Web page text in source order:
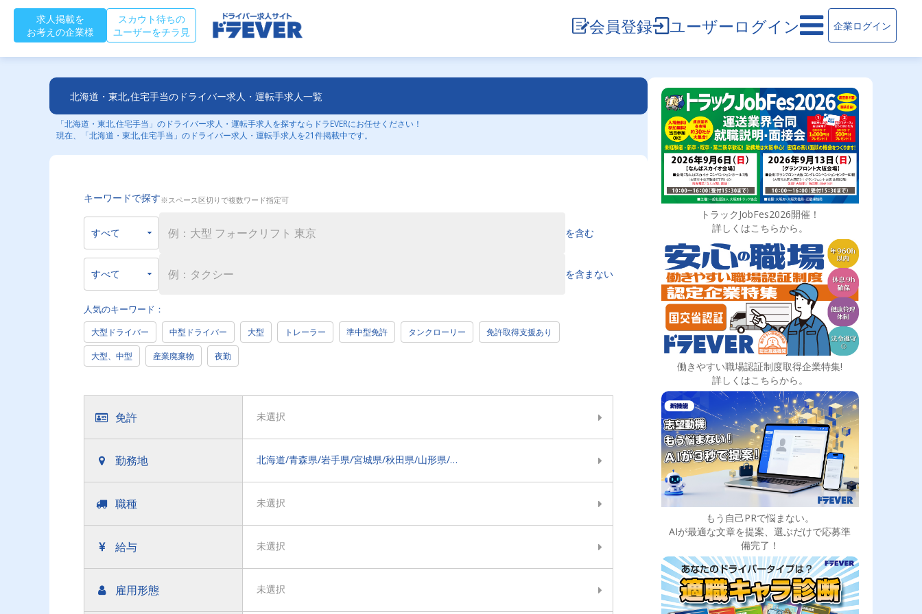
求人掲載を
お考えの企業様
スカウト待ちの
ユーザーをチラ見
会員登録 ユーザーログイン 企業ログイン
北海道・東北,住宅手当のドライバー求人・運転手求人一覧
「北海道・東北,住宅手当」のドライバー求人・運転手求人を探すならドラEVERにお任せください！
現在、「北海道・東北,住宅手当」のドライバー求人・運転手求人を21件掲載中です。
キーワードで探す※スペース区切りで複数ワード指定可
を含む
を含まない
人気のキーワード：
大型ドライバー 中型ドライバー 大型 トレーラー 準中型免許 タンクローリー 免許取得支援あり
大型、中型 産業廃棄物 夜勤
免許 未選択
勤務地 北海道/青森県/岩手県/宮城県/秋田県/山形県/福島県
職種 未選択
給与 未選択
雇用形態 未選択
トラックJobFes2026開催！
詳しくはこちらから。
働きやすい職場認証制度取得企業特集!
詳しくはこちらから。
もう自己PRで悩まない。
AIが最適な文章を提案、選ぶだけで応募準
備完了！